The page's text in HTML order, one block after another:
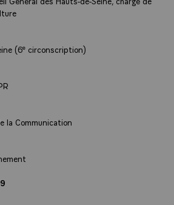
(6e circonscription)
la Communication